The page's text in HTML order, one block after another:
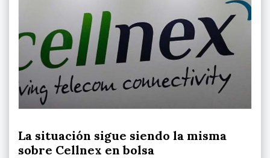
La situación sigue siendo la misma
sobre Cellnex en bolsa